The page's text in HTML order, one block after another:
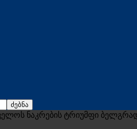
ნაკრების ტრიუმფი